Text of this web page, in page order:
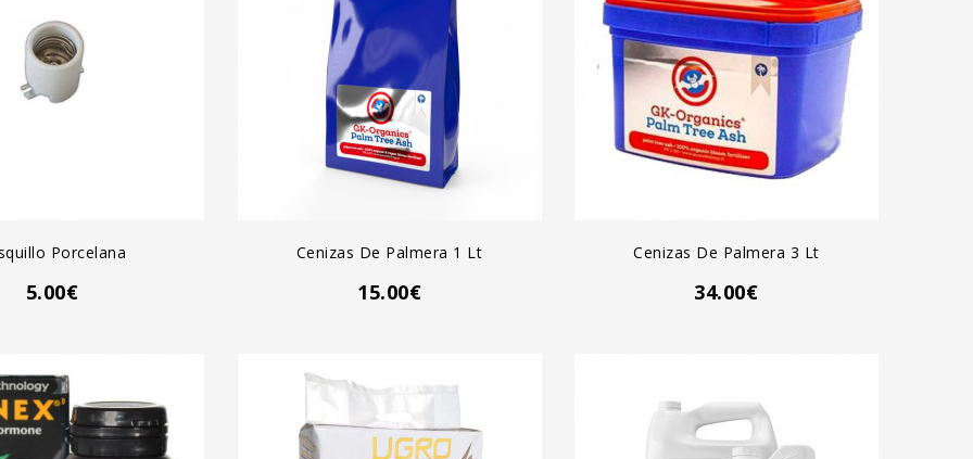
Porcelana
5.00€
Cenizas De Palmera 1 Lt
15.00€
Cenizas De Palmera 3 Lt
34.00€